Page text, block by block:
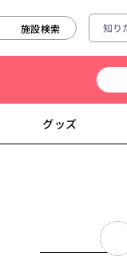
施設検索
グッズ